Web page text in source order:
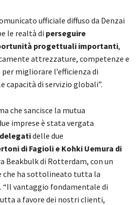
ufficiale diffuso da Denzai
le realtà di perseguire
progettuali importanti,
attrezzature, competenze e
migliorare l’efficienza di
capacità di servizio globali”.
che sancisce la mutua
imprese è stata vergata
delle due
di Fagioli e Kohki Uemura di
Beakbulk di Rotterdam, con un
che ha sottolineato tutta la
“Il vantaggio fondamentale di
a favore dei nostri clienti,